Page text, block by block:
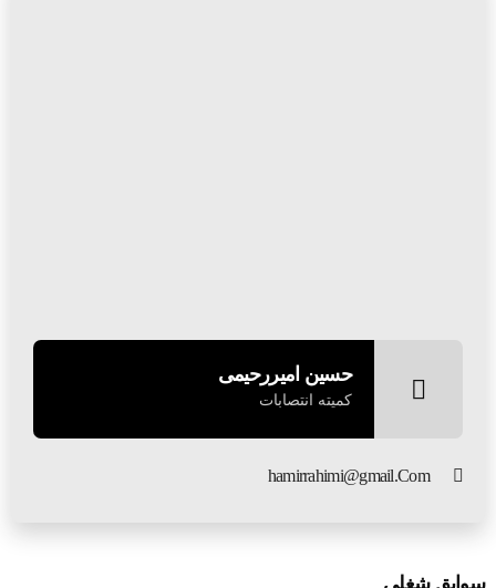
حسین امیررحیمی
کمیته انتصابات
hamirrahimi@gmail.Com
سوابق شغلی